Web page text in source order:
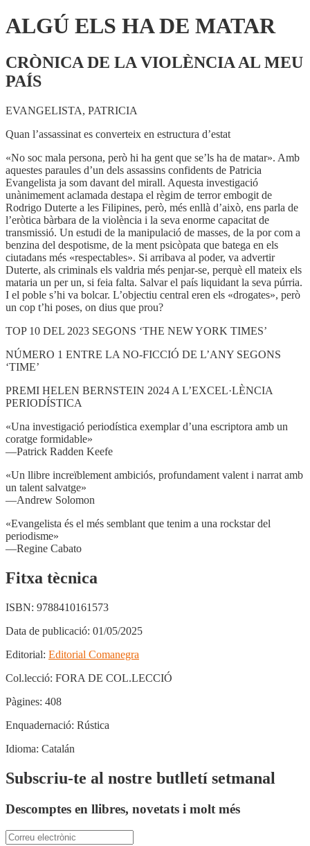
ALGÚ ELS HA DE MATAR
CRÒNICA DE LA VIOLÈNCIA AL MEU
PAÍS
EVANGELISTA, PATRICIA
Quan l’assassinat es converteix en estructura d’estat
«No soc mala persona, però hi ha gent que se’ls ha de matar». Amb
aquestes paraules d’un dels assassins confidents de Patricia
Evangelista ja som davant del mirall. Aquesta investigació
unànimement aclamada destapa el règim de terror embogit de
Rodrigo Duterte a les Filipines, però, més enllà d’això, ens parla de
l’eròtica bàrbara de la violència i la seva enorme capacitat de
transmissió. Un estudi de la manipulació de masses, de la por com a
benzina del despotisme, de la ment psicòpata que batega en els
ciutadans més «respectables». Si arribava al poder, va advertir
Duterte, als criminals els valdria més penjar-se, perquè ell mateix els
mataria un per un, si feia falta. Salvar el país liquidant la seva púrria.
I el poble s’hi va bolcar. L’objectiu central eren els «drogates», però
un cop t’hi poses, on dius que prou?
TOP 10 DEL 2023 SEGONS ‘THE NEW YORK TIMES’
NÚMERO 1 ENTRE LA NO-FICCIÓ DE L’ANY SEGONS
‘TIME’
PREMI HELEN BERNSTEIN 2024 A L’EXCEL·LÈNCIA
PERIODÍSTICA
«Una investigació periodística exemplar d’una escriptora amb un
coratge formidable»
—Patrick Radden Keefe
«Un llibre increïblement ambiciós, profundament valent i narrat amb
un talent salvatge»
—Andrew Solomon
«Evangelista és el més semblant que tenim a una rockstar del
periodisme»
—Regine Cabato
Fitxa tècnica
ISBN: 9788410161573
Data de publicació: 01/05/2025
Editorial: Editorial Comanegra
Col.lecció: FORA DE COL.LECCIÓ
Pàgines: 408
Enquadernació: Rústica
Idioma: Catalán
Subscriu-te al nostre butlletí setmanal
Descomptes en llibres, novetats i molt més